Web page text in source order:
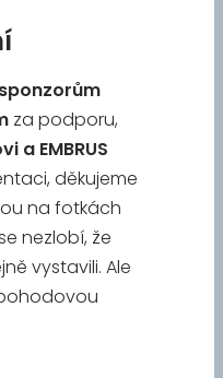
sponzorům
za podporu,
a EMBRUS
děkujeme
na fotkách
nezlobí, že
vystavili. Ale